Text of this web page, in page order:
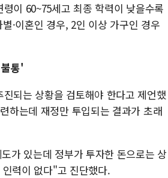
이 60~75세고 최종 학력이 낮을수록
·이혼인 경우, 2인 이상 가구인 경우
통'
되는 상황을 검토해야 한다고 제언했
하는데 재정만 투입되는 결과가 초래
가 있는데 정부가 투자한 돈으로는 상
력이 없다"고 진단했다.